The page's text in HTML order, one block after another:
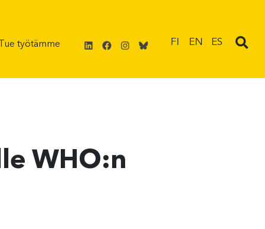
Tue työtämme LinkedIn
Facebook
Instagram
Bluesky
FI EN ES
WHO:n